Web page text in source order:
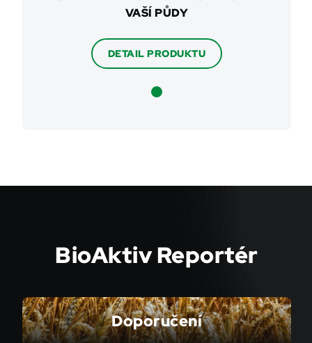
VAŠÍ PŮDY
DETAIL PRODUKTU
BioAktiv Reportér
Doporučení